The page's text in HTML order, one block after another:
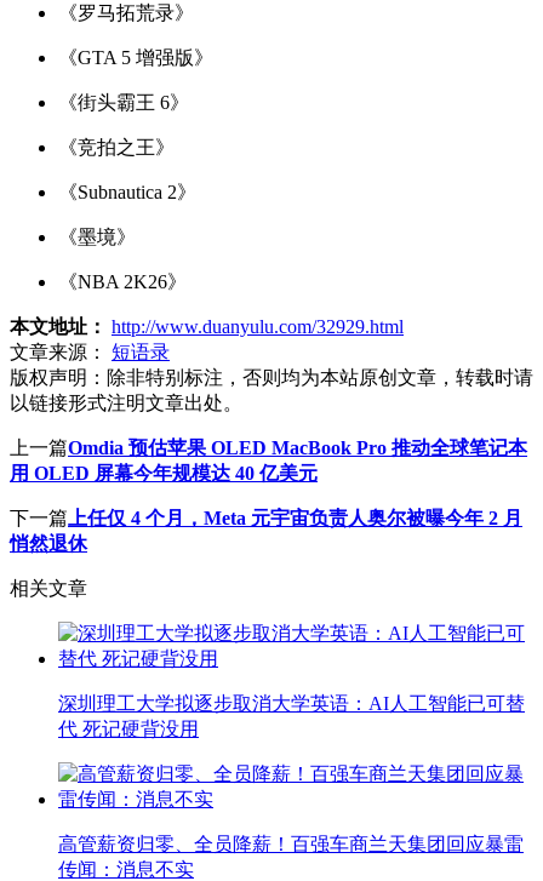
《罗马拓荒录》
《GTA 5 增强版》
《街头霸王 6》
《竞拍之王》
《Subnautica 2》
《墨境》
《NBA 2K26》
本文地址： http://www.duanyulu.com/32929.html
文章来源：
短语录
版权声明： 除非特别标注，否则均为本站原创文章，转载时请
以链接形式注明文章出处。
上一篇Omdia 预估苹果 OLED MacBook Pro 推动全球笔记本
用 OLED 屏幕今年规模达 40 亿美元
下一篇 上任仅 4 个月，Meta 元宇宙负责人奥尔被曝今年 2 月
悄然退休
相关文章
深圳理工大学拟逐步取消大学英语：AI人工智能已可替
代 死记硬背没用
高管薪资归零、全员降薪！百强车商兰天集团回应暴雷
传闻：消息不实